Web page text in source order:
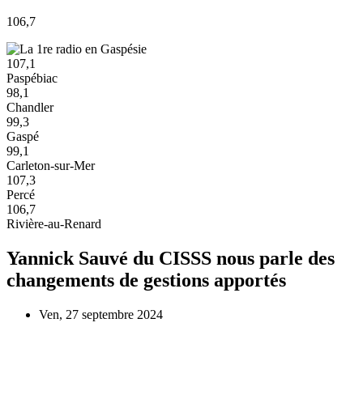
106,7
107,1
Paspébiac
98,1
Chandler
99,3
Gaspé
99,1
Carleton-sur-Mer
107,3
Percé
106,7
Rivière-au-Renard
Yannick Sauvé du CISSS nous parle des
changements de gestions apportés
Ven, 27 septembre 2024